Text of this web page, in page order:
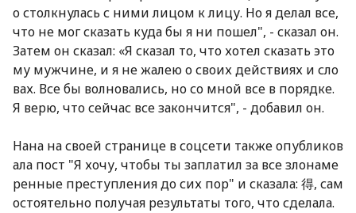
о столкнулась с ними лицом к лицу. Но я делал все,
что не мог сказать куда бы я ни пошел", - сказал он.
Затем он сказал: «Я сказал то, что хотел сказать это
му мужчине, и я не жалею о своих действиях и сло
вах. Все бы волновались, но со мной все в порядке.
Я верю, что сейчас все закончится", - добавил он.
Нана на своей странице в соцсети также опубликов
ала пост "Я хочу, чтобы ты заплатил за все злонаме
ренные преступления до сих пор" и сказала: 得, сам
остоятельно получая результаты того, что сделала.